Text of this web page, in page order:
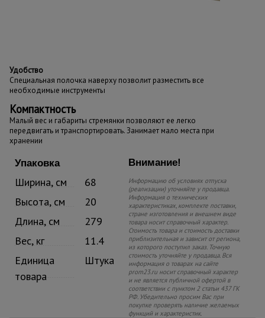
Удобство
Специальная полочка наверху позволит разместить все
необходимые инструменты
Компактность
Малый вес и габариты стремянки позволяют ее легко
передвигать и транспортировать. Занимает мало места при
хранении
Упаковка
Ширина, см
68
Высота, см
20
Длина, см
279
Вес, кг
11.4
Единица
товара
Штука
Внимание!
Информацию об условиях отпуска
(реализации) уточняйте у продавца.
Информация о технических
характеристиках, комплекте поставки,
стране изготовления и внешнем виде
товара носит справочный характер.
Стоимость товара и стоимость доставки
приблизительная и зависит от региона,
из которого поступил заказ. Точную
стоимость уточняйте у продавца. Вся
информация о товарах на сайте
prom23.ru носит справочный характер
и не является публичной офертой в
соответствии с пунктом 2 статьи 437 ГК
РФ. Убедительно просим Вас при
покупке проверять наличие желаемых
функций и характеристик.